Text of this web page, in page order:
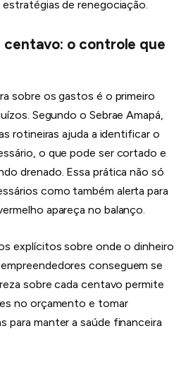
de renegociação.
o controle que
sobre os gastos é o primeiro
Segundo o Sebrae Amapá,
rotineiras ajuda a identificar o
o que pode ser cortado e
drenado. Essa prática não só
como também alerta para
apareça no balanço.
explícitos sobre onde o dinheiro
conseguem se
sobre cada centavo permite
no orçamento e tomar
para manter a saúde financeira